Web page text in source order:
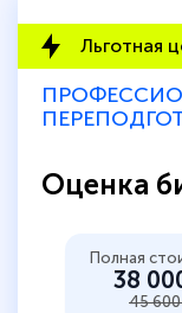
Льготная
Оценка
Полная
38
45